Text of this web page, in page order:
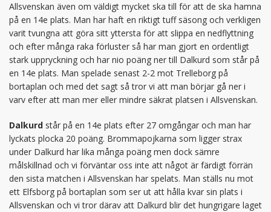
Allsvenskan även om väldigt mycket ska till för att de ska hamna
på en 14e plats. Man har haft en riktigt tuff säsong och verkligen
varit tvungna att göra sitt yttersta för att slippa en nedflyttning
och efter många raka förluster så har man gjort en ordentligt
stark uppryckning och har nio poäng ner till Dalkurd som står på
en 14e plats. Man spelade senast 2-2 mot Trelleborg på
bortaplan och med det sagt så tror vi att man börjar gå ner i
varv efter att man mer eller mindre säkrat platsen i Allsvenskan.
Dalkurd står på en 14e plats efter 27 omgångar och man har
lyckats plocka 20 poäng. Brommapojkarna som ligger strax
under Dalkurd har lika många poäng men dock sämre
målskillnad och vi förväntar oss inte att något är färdigt förrän
den sista matchen i Allsvenskan har spelats. Man ställs nu mot
ett Elfsborg på bortaplan som ser ut att hålla kvar sin plats i
Allsvenskan och vi tror därav att Dalkurd blir det hungrigare laget